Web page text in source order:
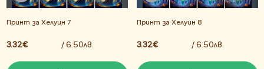
Принт за Хелуин 7
3.32€ / 6.50лв.
Принт за Хелуин 8
3.32€ / 6.50лв.